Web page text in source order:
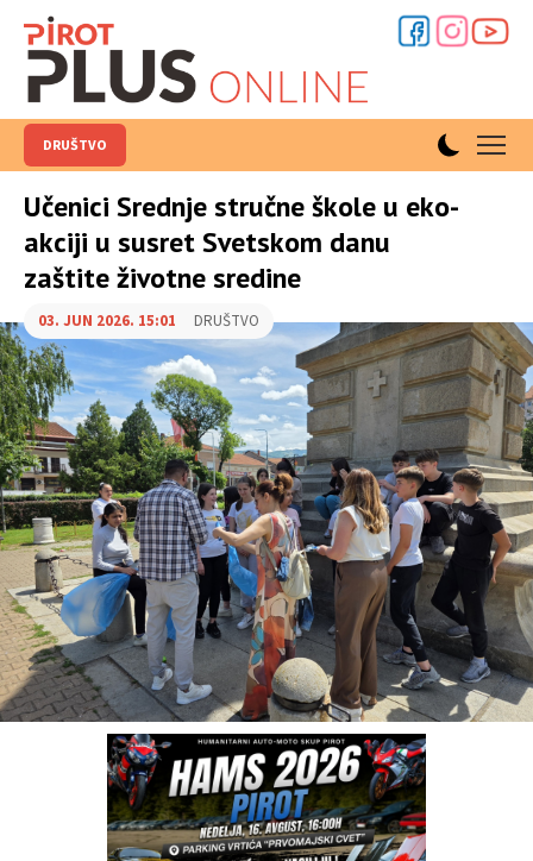
DRUŠTVO
Učenici Srednje stručne škole u eko-
akciji u susret Svetskom danu
zaštite životne sredine
03. JUN 2026. 15:01 DRUŠTVO